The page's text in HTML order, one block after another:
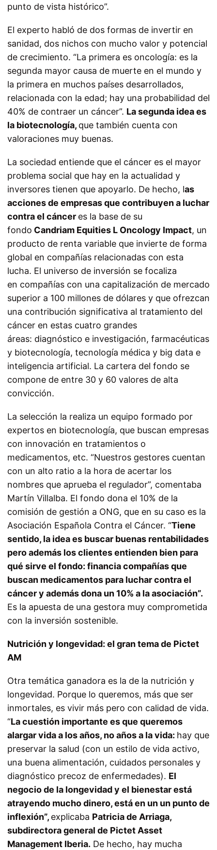
punto de vista histórico”.
El experto habló de dos formas de invertir en
sanidad, dos nichos con mucho valor y potencial
de crecimiento. “La primera es oncología: es la
segunda mayor causa de muerte en el mundo y
la primera en muchos países desarrollados,
relacionada con la edad; hay una probabilidad del
40% de contraer un cáncer”. La segunda idea es
la biotecnología, que también cuenta con
valoraciones muy buenas.
La sociedad entiende que el cáncer es el mayor
problema social que hay en la actualidad y
inversores tienen que apoyarlo. De hecho, las
acciones de empresas que contribuyen a luchar
contra el cáncer es la base de su
fondo Candriam Equities L Oncology Impact, un
producto de renta variable que invierte de forma
global en compañías relacionadas con esta
lucha. El universo de inversión se focaliza
en compañías con una capitalización de mercado
superior a 100 millones de dólares y que ofrezcan
una contribución significativa al tratamiento del
cáncer en estas cuatro grandes
áreas: diagnóstico e investigación, farmacéuticas
y biotecnología, tecnología médica y big data e
inteligencia artificial. La cartera del fondo se
compone de entre 30 y 60 valores de alta
convicción.
La selección la realiza un equipo formado por
expertos en biotecnología, que buscan empresas
con innovación en tratamientos o
medicamentos, etc. “Nuestros gestores cuentan
con un alto ratio a la hora de acertar los
nombres que aprueba el regulador”, comentaba
Martín Villalba. El fondo dona el 10% de la
comisión de gestión a ONG, que en su caso es la
Asociación Española Contra el Cáncer. “Tiene
sentido, la idea es buscar buenas rentabilidades
pero además los clientes entienden bien para
qué sirve el fondo: financia compañías que
buscan medicamentos para luchar contra el
cáncer y además dona un 10% a la asociación”.
Es la apuesta de una gestora muy comprometida
con la inversión sostenible.
Nutrición y longevidad: el gran tema de Pictet
AM
Otra temática ganadora es la de la nutrición y
longevidad. Porque lo queremos, más que ser
inmortales, es vivir más pero con calidad de vida.
“La cuestión importante es que queremos
alargar vida a los años, no años a la vida: hay que
preservar la salud (con un estilo de vida activo,
una buena alimentación, cuidados personales y
diagnóstico precoz de enfermedades). El
negocio de la longevidad y el bienestar está
atrayendo mucho dinero, está en un un punto de
inflexión”, explicaba Patricia de Arriaga,
subdirectora general de Pictet Asset
Management Iberia. De hecho, hay mucha